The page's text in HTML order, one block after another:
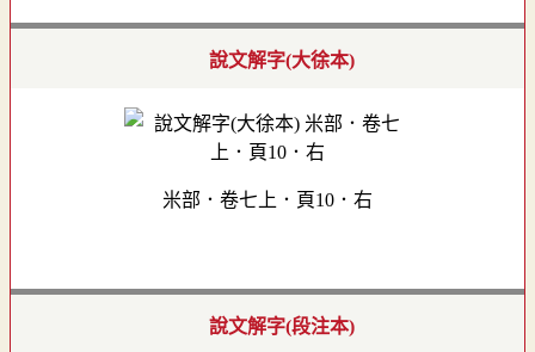
說文解字(大徐本)
米部．卷七上．頁10．右
說文解字(段注本)